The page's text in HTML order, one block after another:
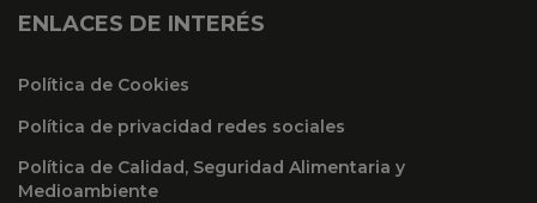
ENLACES DE INTERÉS
Política de Cookies
Política de privacidad redes sociales
Política de Calidad, Seguridad Alimentaria y
Medioambiente